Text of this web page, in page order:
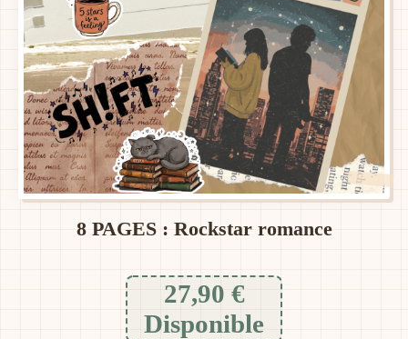
8 PAGES : Rockstar romance
27,90 €
Disponible